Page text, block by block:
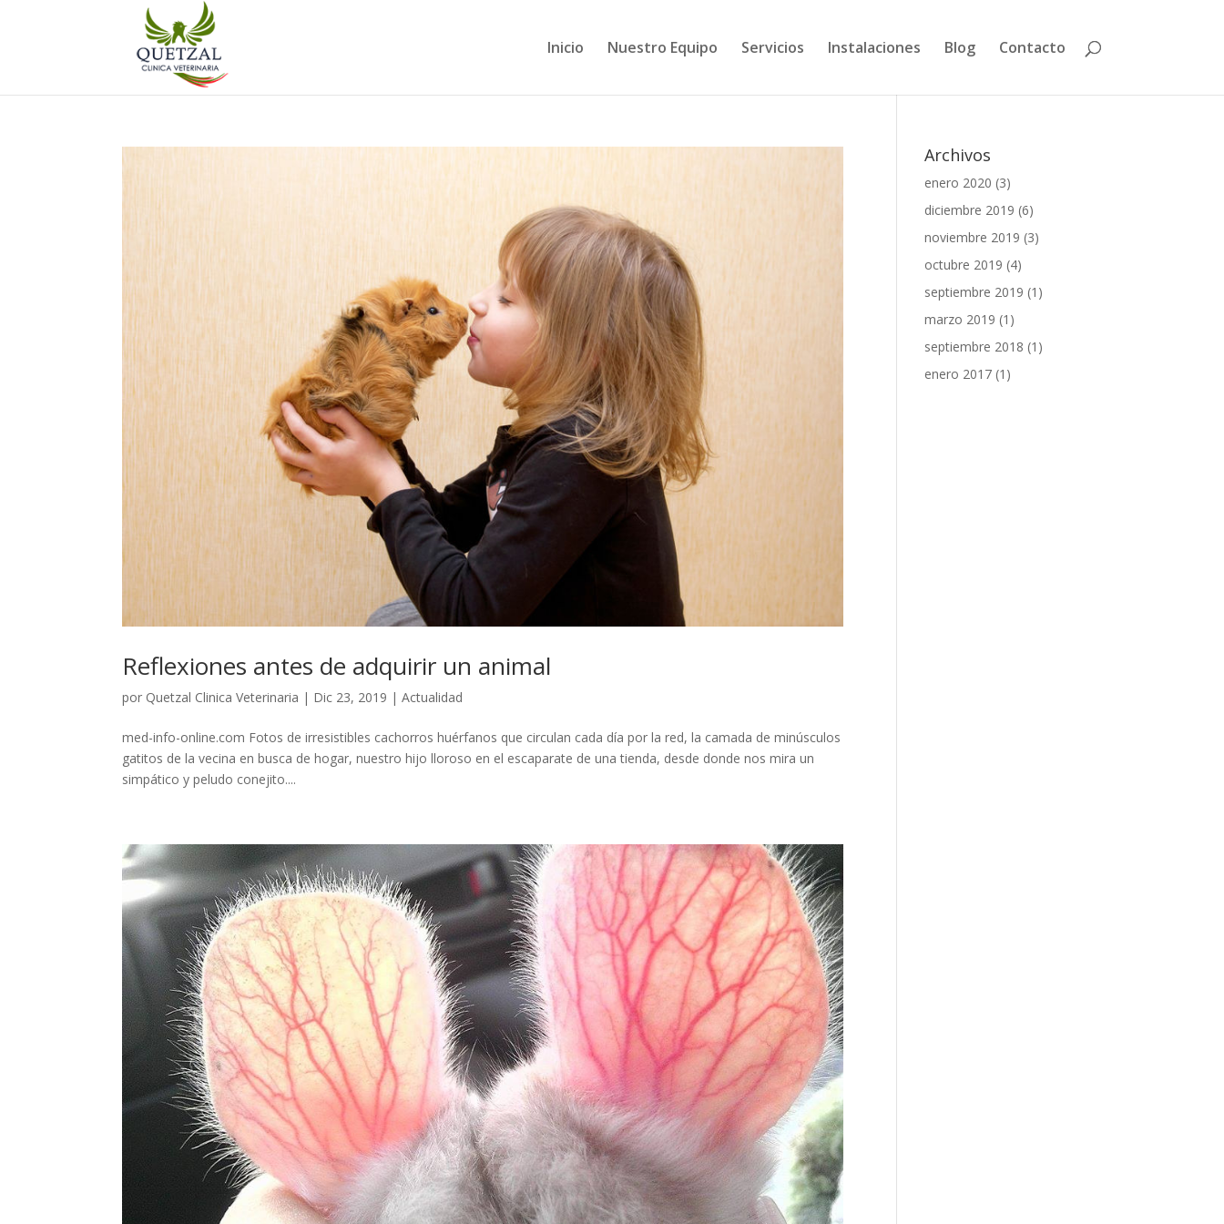
Inicio Nuestro Equipo Servicios Instalaciones Blog Contacto
Reflexiones antes de adquirir un animal
por Quetzal Clinica Veterinaria | Dic 23, 2019 |Actualidad
med-info-online.com Fotos de irresistibles cachorros huérfanos que circulan cada día por la red, la camada de minúsculos
gatitos de la vecina en busca de hogar, nuestro hijo lloroso en el escaparate de una tienda, desde donde nos mira un
simpático y peludo conejito....
Archivos
enero 2020 (3)
diciembre 2019 (6)
noviembre 2019 (3)
octubre 2019 (4)
septiembre 2019 (1)
marzo 2019 (1)
septiembre 2018 (1)
enero 2017 (1)